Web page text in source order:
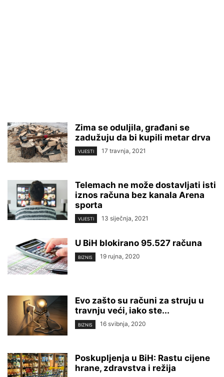
Zima se oduljila, građani se
zadužuju da bi kupili metar drva
VIJESTI 17 travnja, 2021
Telemach ne može dostavljati isti
iznos računa bez kanala Arena
sporta
VIJESTI 13 siječnja, 2021
U BiH blokirano 95.527 računa
BIZNIS 19 rujna, 2020
Evo zašto su računi za struju u
travnju veći, iako ste...
BIZNIS 16 svibnja, 2020
Poskupljenja u BiH: Rastu cijene
hrane, zdravstva i režija